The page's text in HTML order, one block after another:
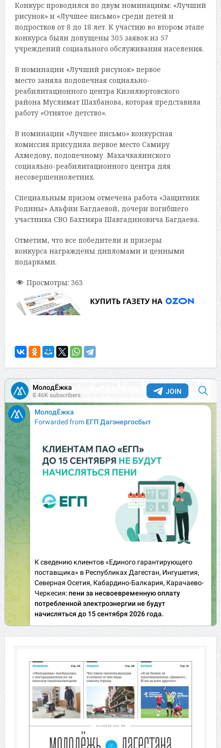
Конкурс проводился по двум номинациям: «Лучший
рисунок» и «Лучшее письмо» среди детей и
подростков от 8 до 18 лет. К участию во втором этапе
конкурса были допущены 305 заявок из 57
учреждений социального обслуживания населения.
В номинации «Лучший рисунок» первое
место заняла подопечная социально-
реабилитационного центра Кизилюртовского
района Муслимат Шахбанова, которая представила
работу «Отнятое детство».
В номинации «Лучшее письмо» конкурсная
комиссия присудила первое место Самиру
Ахмедову, подопечному Махачкалинского
социально-реабилитационного центра для
несовершеннолетних.
Специальным призом отмечена работа «Защитник
Родины» Альфии Багдаевой, дочери погибшего
участника СВО Бахтияра Шавгадиновича Багдаева.
Отметим, что все победители и призеры
конкурса награждены дипломами и ценными
подарками.
Просмотры: 363